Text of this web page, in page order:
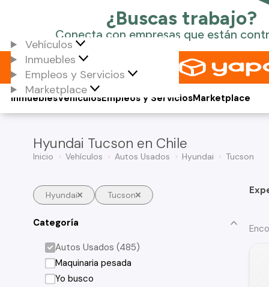
Vehículos
Inmuebles
Empleos y Servicios
Marketplace
Vehículos
Inmuebles Empleos y ServiciosMarketplace
Hyundai Tucson en Chile
Inicio Vehículos Autos Usados Hyundai Tucson
Hyundai Tucson
Categoría
Autos Usados (485)
Maquinaria pesada
Yo busco